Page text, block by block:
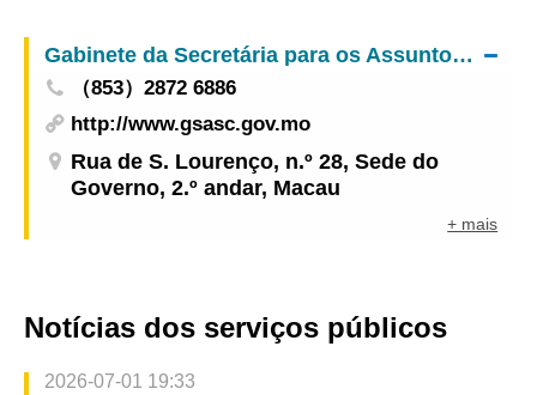
Gabinete da Secretária para os Assuntos Sociais e Cultura
（853）2872 6886
http://www.gsasc.gov.mo
Rua de S. Lourenço, n.º 28, Sede do
Governo, 2.º andar, Macau
+ mais
Notícias dos serviços públicos
2026-07-01 19:33